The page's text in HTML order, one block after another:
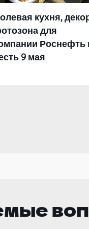
кухня,
для
Роснефть
9 мая